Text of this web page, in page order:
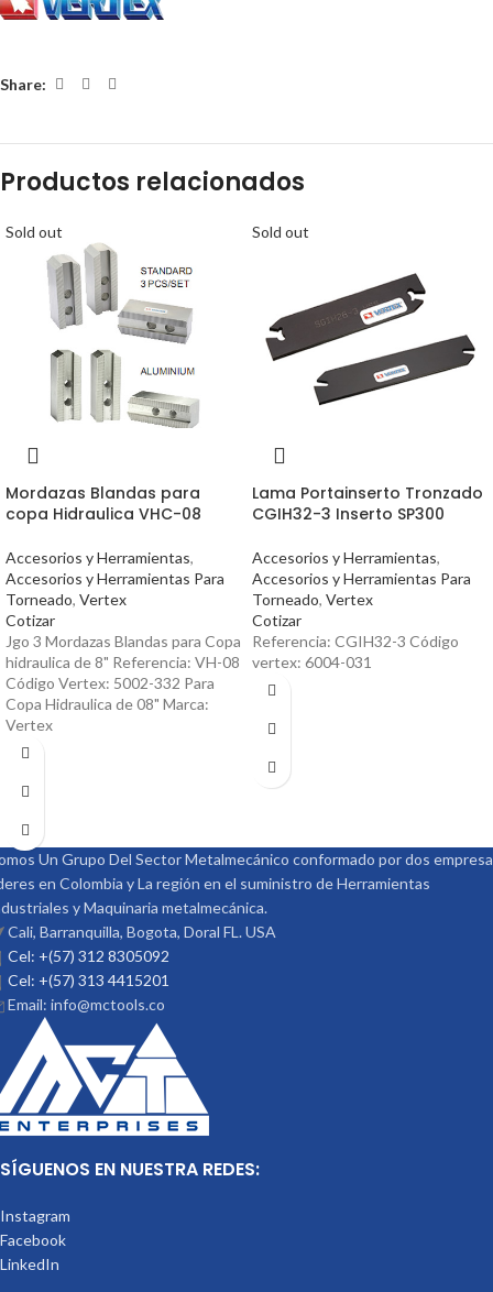
Share:
Productos relacionados
Sold out
Mordazas Blandas para
copa Hidraulica VHC-08
Accesorios y Herramientas,
Accesorios y Herramientas Para
Torneado, Vertex
Cotizar
Jgo 3 Mordazas Blandas para Copa
hidraulica de 8" Referencia: VH-08
Código Vertex: 5002-332 Para
Copa Hidraulica de 08" Marca:
Vertex
Sold out
Lama Portainserto Tronzado
CGIH32-3 Inserto SP300
Accesorios y Herramientas,
Accesorios y Herramientas Para
Torneado, Vertex
Cotizar
Referencia: CGIH32-3 Código
vertex: 6004-031
Un Grupo Del Sector Metalmecánico conformado por dos
en Colombia y La región en el suministro de Herramientas
y Maquinaria metalmecánica.
Cali, Barranquilla, Bogota, Doral FL. USA
Cel: +(57) 312 8305092
Cel: +(57) 313 4415201
Email: info@mctools.co
SÍGUENOS EN NUESTRA REDES:
Instagram
Facebook
LinkedIn